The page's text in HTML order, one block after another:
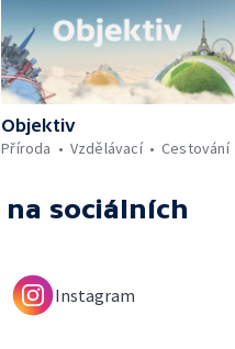
Objektiv
Příroda
Vzdělávací Cestování
na sociálních
Instagram